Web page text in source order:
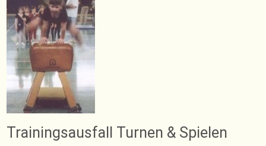
Trainingsausfall Turnen & Spielen